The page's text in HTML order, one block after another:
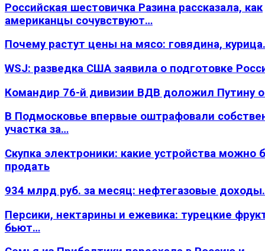
Российская шестовичка Разина рассказала, как
американцы сочувствуют…
Почему растут цены на мясо: говядина,
WSJ: разведка США заявила о подготовке
Командир 76-й дивизии ВДВ доложил Путину
В Подмосковье впервые оштрафовали
участка за…
Скупка электроники: какие устройства можно
продать
934 млрд руб. за месяц: нефтегазовые
Персики, нектарины и ежевика: турецкие
бьют…